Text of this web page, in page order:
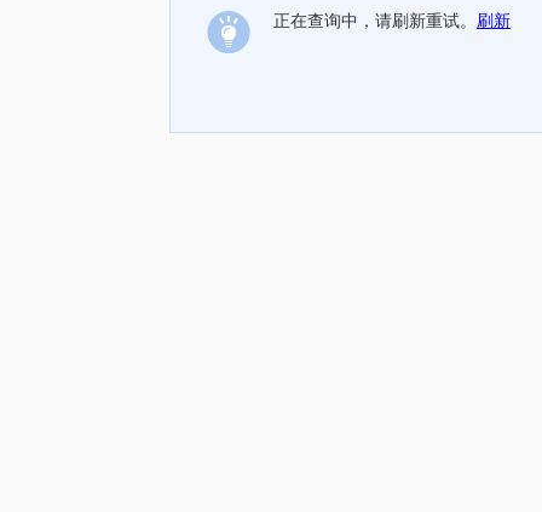
正在查询中，请刷新重试。 刷新